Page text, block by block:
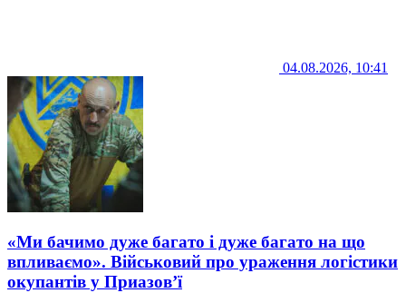
04.08.2026, 10:41
«Ми бачимо дуже багато і дуже багато на що
впливаємо». Військовий про ураження логістики
окупантів у Приазов’ї